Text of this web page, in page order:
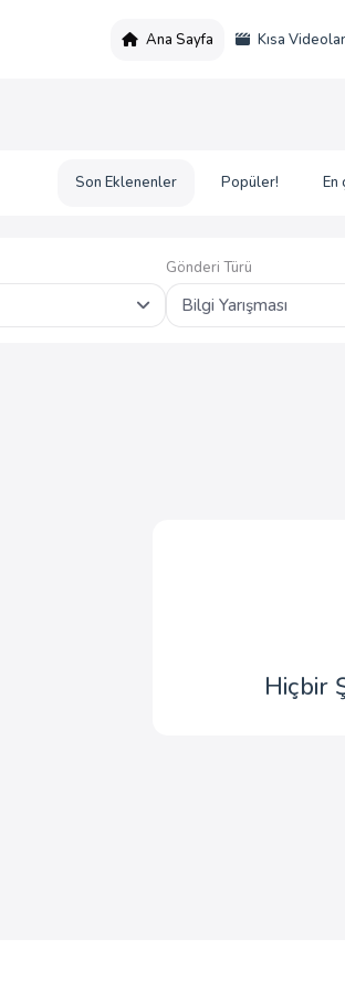
Ana Sayfa Kısa Videolar
Son Eklenenler Popüler! En
Gönderi Türü
Bilgi Yarışması
Hiçbir